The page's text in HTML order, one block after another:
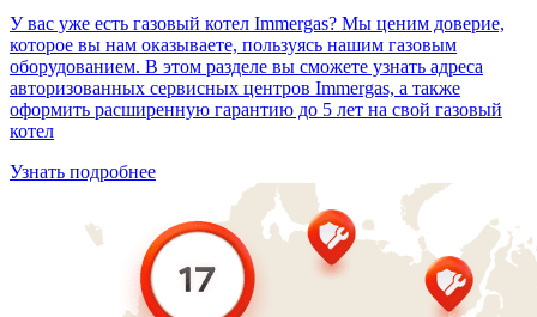
У вас уже есть газовый котел Immergas? Мы ценим доверие,
которое вы нам оказываете, пользуясь нашим газовым
оборудованием. В этом разделе вы сможете узнать адреса
авторизованных сервисных центров Immergas, а также
оформить расширенную гарантию до 5 лет на свой газовый
котел
Узнать подробнее